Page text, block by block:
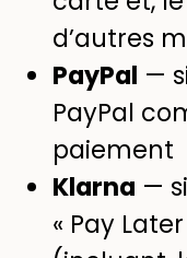
d’autres
PayPal —
PayPal
paiement
Klarna —
« Pay